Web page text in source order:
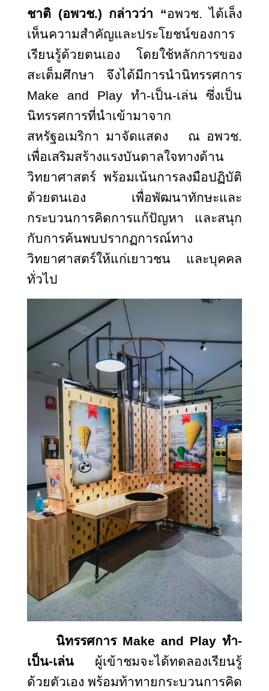
ชาติ (อพวช.) กล่าวว่า “อพวช. ได้เล็ง
เห็นความสำคัญและประโยชน์ของการ
เรียนรู้ด้วยตนเอง โดยใช้หลักการของ
สะเต็มศึกษา จึงได้มีการนำนิทรรศการ
Make and Play ทำ-เป็น-เล่น ซึ่งเป็น
นิทรรศการที่นำเข้ามาจาก
สหรัฐอเมริกา มาจัดแสดง ณ อพวช.
เพื่อเสริมสร้างแรงบันดาลใจทางด้าน
วิทยาศาสตร์ พร้อมเน้นการลงมือปฏิบัติ
ด้วยตนเอง เพื่อพัฒนาทักษะและ
กระบวนการคิดการแก้ปัญหา และสนุก
กับการค้นพบปรากฏการณ์ทาง
วิทยาศาสตร์ให้แก่เยาวชน และบุคคล
ทั่วไป
นิทรรศการ Make and Play ทำ-
เป็น-เล่น ผู้เข้าชมจะได้ทดลองเรียนรู้
ด้วยตัวเอง พร้อมท้าทายกระบวนการคิด